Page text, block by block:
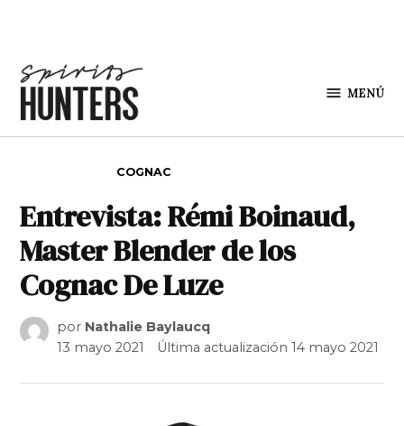
MENÚ
COGNAC
Entrevista: Rémi Boinaud,
Master Blender de los
Cognac De Luze
por Nathalie Baylaucq
13 mayo 2021
Última actualización14 mayo 2021